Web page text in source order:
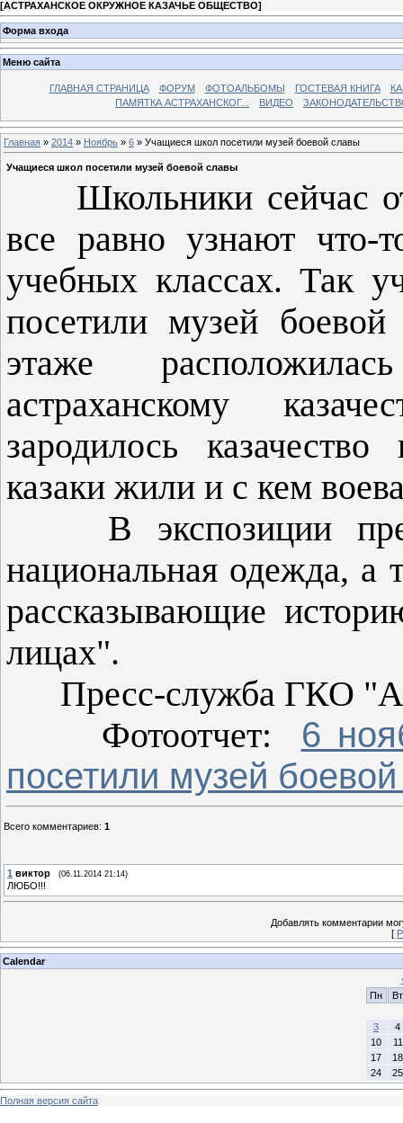
[АСТРАХАНСКОЕ ОКРУЖНОЕ КАЗАЧЬЕ ОБЩЕСТВО]
Форма входа
Меню сайта
ГЛАВНАЯ СТРАНИЦА ФОРУМ ФОТОАЛЬБОМЫ ГОСТЕВАЯ КНИГА
ПАМЯТКА АСТРАХАНСКОГ...
ВИДЕО
Главная » 2014 » Ноябрь » 6 » Учащиеся школ посетили музей боевой славы
Учащиеся школ посетили музей боевой славы
Школьники сейчас
все равно узнают что-
учебных классах. Так
посетили музей
этаже
астраханскому
зародилось
казаки жили и с кем
В экспозиции
национальная одежда, а
рассказывающие
лицах".
Пресс-служба ГКО
Фотоотчет:
6
посетили музей
Всего комментариев: 1
1 виктор (06.11.2014 21:14)
ЛЮБО!!!
Добавлять комментарии
[
Calendar
Пн
Вт
3
4
10
11
17
18
24
25
Полная версия сайта